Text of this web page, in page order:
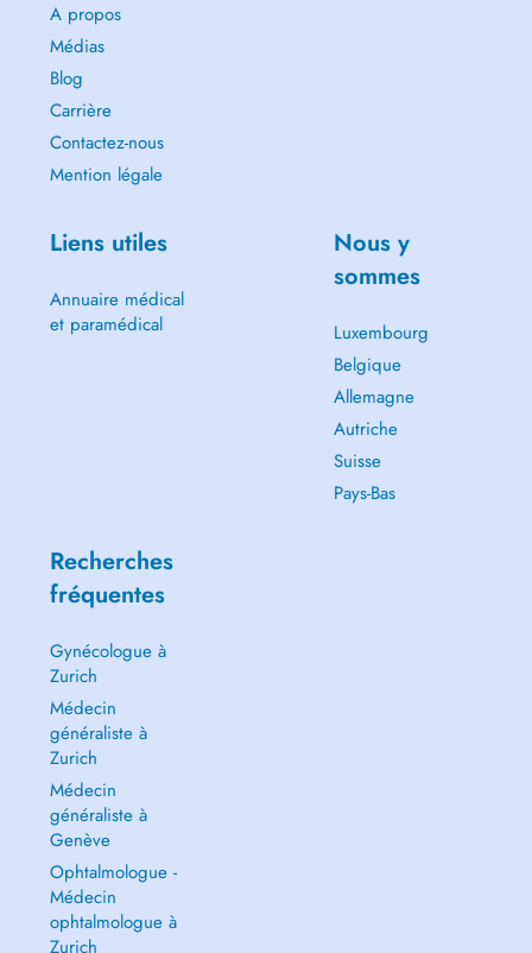
A propos
Médias
Blog
Carrière
Contactez-nous
Mention légale
Liens utiles
Annuaire médical
et paramédical
Nous y
sommes
Luxembourg
Belgique
Allemagne
Autriche
Suisse
Pays-Bas
Recherches
fréquentes
Gynécologue à
Zurich
Médecin
généraliste à
Zurich
Médecin
généraliste à
Genève
Ophtalmologue -
Médecin
ophtalmologue à
Zurich